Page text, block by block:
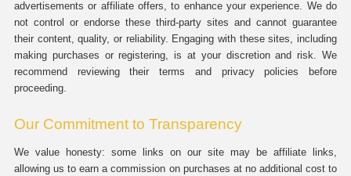
advertisements or affiliate offers, to enhance your experience. We do
not control or endorse these third-party sites and cannot guarantee
their content, quality, or reliability. Engaging with these sites, including
making purchases or registering, is at your discretion and risk. We
recommend reviewing their terms and privacy policies before
proceeding.
Our Commitment to Transparency
We value honesty: some links on our site may be affiliate links,
allowing us to earn a commission on purchases at no additional cost to